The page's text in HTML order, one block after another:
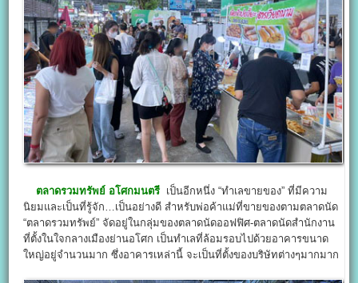
ตลาดรวมทรัพย์ อโศกมนตรี เป็นอีกหนึ่ง “ทำเลขายของ” ที่มีความ
นิยมและเป็นที่รู้จัก…เป็นอย่างดี สำหรับพ่อค้าแม่ที่ขายของตามตลาดนัด
“ตลาดรวมทรัพย์” จัดอยู่ในกลุ่มของตลาดนัดออฟฟิศ-ตลาดนัดสำนักงาน
ที่ตั้งในใจกลางเมืองย่านอโศก เป็นทำเลที่ล้อมรอบไปด้วยอาคารขนาด
ใหญ่อยู่จำนวนมาก ซึ่งอาคารเหล่านี้ จะเป็นที่ตั้งของบริษัทต่างๆมากมาก